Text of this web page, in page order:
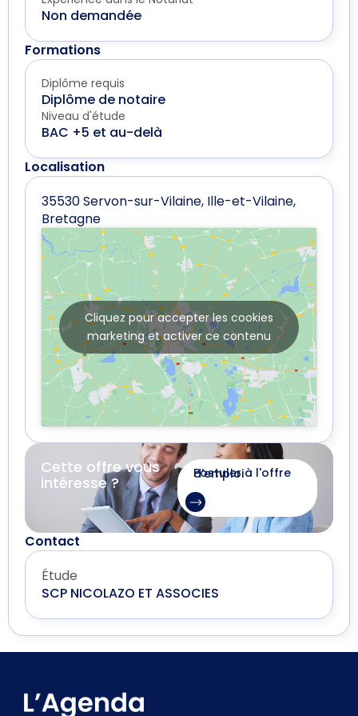
Non demandée
Formations
Diplôme requis
Diplôme de notaire
Niveau d'étude
BAC +5 et au-delà
Localisation
35530 Servon-sur-Vilaine, Ille-et-Vilaine,
Bretagne
Cliquez pour accepter les cookies
marketing et activer ce contenu
Cette offre vous
intéresse ?
Postuler à l'offre d'emploi
Contact
Étude
SCP NICOLAZO ET ASSOCIES